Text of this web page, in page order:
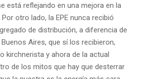
está reflejando en una mejora en la
otro lado, la EPE nunca recibió
de distribución, a diferencia de
Aires, que sí los recibieron,
kirchnerista y ahora de la actual
de los mitos que hay que desterrar